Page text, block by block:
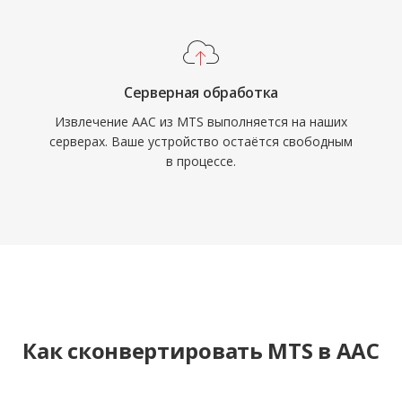
Серверная обработка
Извлечение AAC из MTS выполняется на наших
серверах. Ваше устройство остаётся свободным
в процессе.
Как сконвертировать MTS в AAC